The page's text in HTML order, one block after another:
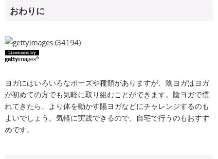
おわりに
ヨガにはいろいろなポーズや種類がありますが、陰ヨガはヨガ
が初めての方でも気軽に取り組むことができます。陰ヨガで慣
れてきたら、より体を動かす陽ヨガなどにチャレンジするのも
よいでしょう。気軽に実践できるので、自宅で行うのもおすす
めです。